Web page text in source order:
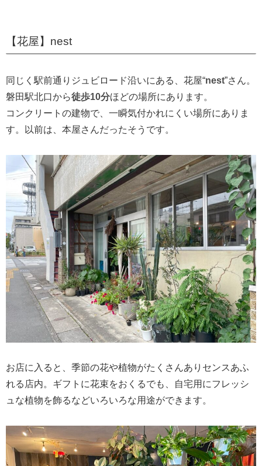
【花屋】nest
同じく駅前通りジュビロード沿いにある、花屋“nest”さん。
磐田駅北口から徒歩10分ほどの場所にあります。
コンクリートの建物で、一瞬気付かれにくい場所にありま
す。以前は、本屋さんだったそうです。
お店に入ると、季節の花や植物がたくさんありセンスあふ
れる店内。ギフトに花束をおくるでも、自宅用にフレッシ
ュな植物を飾るなどいろいろな用途ができます。